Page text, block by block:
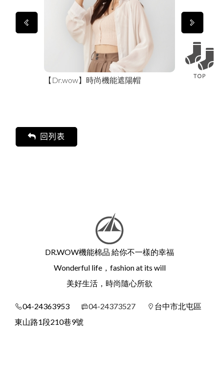
【Dr.wow】時尚機能遮陽帽 【Kaepa】
回列表
DR.WOW機能棉品 給你不一樣的幸福
Wonderful life，fashion at its will
美好生活，時尚隨心所欲
04-24363953 04-24373527
台中市北屯區
東山路1段210巷9號